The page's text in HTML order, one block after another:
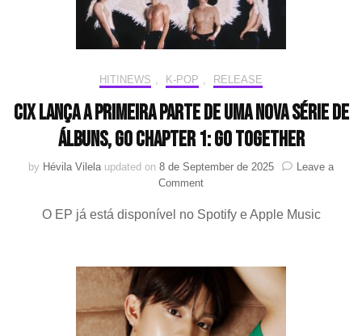
HIT!NEWS K-POP RELEASE
CIX lança a primeira parte de uma nova série de
álbuns, GO Chapter 1: GO Together
by Hévila Vilela updated on 8 de September de 2025
Leave a
Commenton
lança
uma
nova
série
O EP já está disponível no Spotify e Apple Music